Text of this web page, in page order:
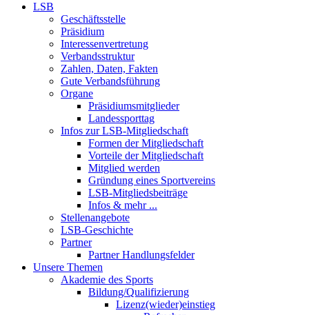
LSB
Geschäftsstelle
Präsidium
Interessenvertretung
Verbandsstruktur
Zahlen, Daten, Fakten
Gute Verbandsführung
Organe
Präsidiumsmitglieder
Landessporttag
Infos zur LSB-Mitgliedschaft
Formen der Mitgliedschaft
Vorteile der Mitgliedschaft
Mitglied werden
Gründung eines Sportvereins
LSB-Mitgliedsbeiträge
Infos & mehr ...
Stellenangebote
LSB-Geschichte
Partner
Partner Handlungsfelder
Unsere Themen
Akademie des Sports
Bildung/Qualifizierung
Lizenz(wieder)einstieg